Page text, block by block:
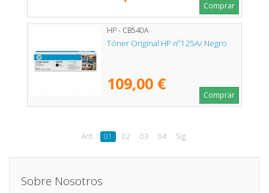
Comprar
HP - CB540A
Tóner Original HP nº125A/ Negro
109,00 €
Comprar
Ant. 01 02 03 04 Sig.
Sobre Nosotros